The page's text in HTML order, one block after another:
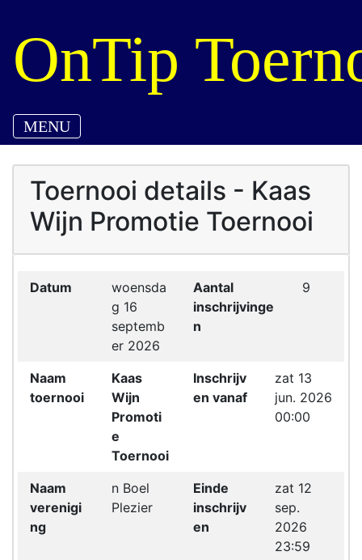
OnTip
MENU
Toernooi details - Kaas
Wijn Promotie Toernooi
Datum
woensda
g 16
septemb
er 2026
Aantal
inschrijvinge
n
9
Naam
toernooi
Kaas
Wijn
Promoti
e
Toernooi
Inschrijv
en vanaf
zat 13
jun. 2026
00:00
Naam
verenigi
ng
n Boel
Plezier
Einde
inschrijv
en
zat 12
sep.
2026
23:59